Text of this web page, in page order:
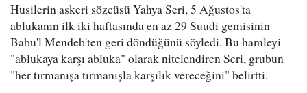
Husilerin askeri sözcüsü Yahya Seri, 5 Ağustos'ta
ablukanın ilk iki haftasında en az 29 Suudi gemisinin
Babu'l Mendeb'ten geri döndüğünü söyledi. Bu hamleyi
"ablukaya karşı abluka" olarak nitelendiren Seri, grubun
"her tırmanışa tırmanışla karşılık vereceğini" belirtti.